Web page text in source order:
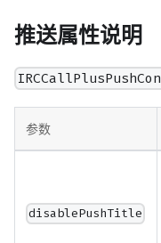
推送属性说明
参数
disablePushTitle